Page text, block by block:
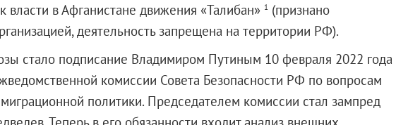
в Афганистане движения «Талибан» 1 (признано
деятельность запрещена на территории РФ).
стало подписание Владимиром Путиным 10 февраля 2022 года
комиссии Совета Безопасности РФ по вопросам
политики. Председателем комиссии стал зампред